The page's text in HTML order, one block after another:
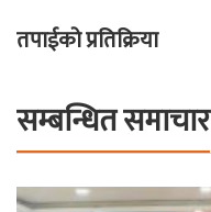
तपाईको प्रतिक्रिया
सम्बन्धित समाचार